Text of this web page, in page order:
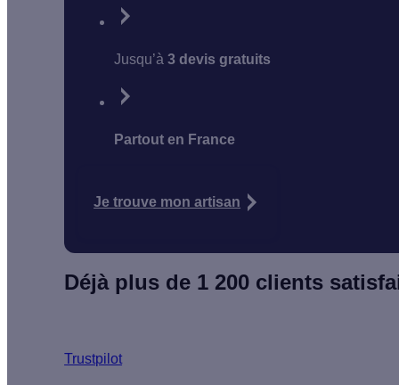
Jusqu’à3 devis gratuits
Partout en France
Je trouve mon artisan
Déjà plus de 1 200 clients
Trustpilot